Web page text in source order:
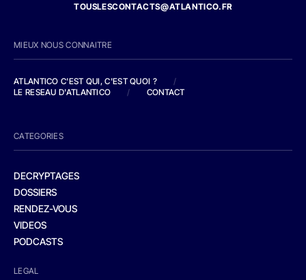
TOUSLESCONTACTS@ATLANTICO.FR
MIEUX NOUS CONNAITRE
ATLANTICO C'EST QUI, C'EST QUOI ?
/
LE RESEAU D'ATLANTICO
/ CONTACT
CATEGORIES
DECRYPTAGES
DOSSIERS
RENDEZ-VOUS
VIDEOS
PODCASTS
LEGAL